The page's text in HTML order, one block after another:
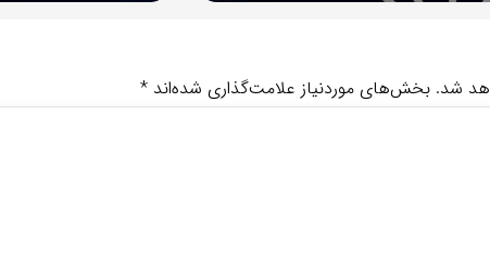
شد. بخش‌های موردنیاز علامت‌گذاری شده‌اند *